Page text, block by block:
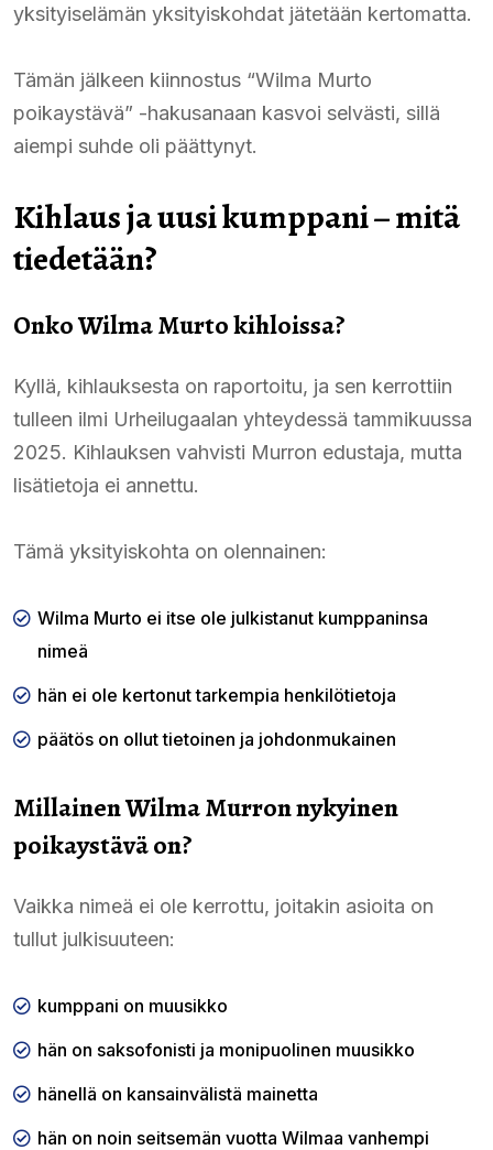
yksityiselämän yksityiskohdat jätetään kertomatta.
Tämän jälkeen kiinnostus “Wilma Murto
poikaystävä” -hakusanaan kasvoi selvästi, sillä
aiempi suhde oli päättynyt.
Kihlaus ja uusi kumppani – mitä
tiedetään?
Onko Wilma Murto kihloissa?
Kyllä, kihlauksesta on raportoitu, ja sen kerrottiin
tulleen ilmi Urheilugaalan yhteydessä tammikuussa
2025. Kihlauksen vahvisti Murron edustaja, mutta
lisätietoja ei annettu.
Tämä yksityiskohta on olennainen:
Wilma Murto ei itse ole julkistanut kumppaninsa
nimeä
hän ei ole kertonut tarkempia henkilötietoja
päätös on ollut tietoinen ja johdonmukainen
Millainen Wilma Murron nykyinen
poikaystävä on?
Vaikka nimeä ei ole kerrottu, joitakin asioita on
tullut julkisuuteen:
kumppani on muusikko
hän on saksofonisti ja monipuolinen muusikko
hänellä on kansainvälistä mainetta
hän on noin seitsemän vuotta Wilmaa vanhempi